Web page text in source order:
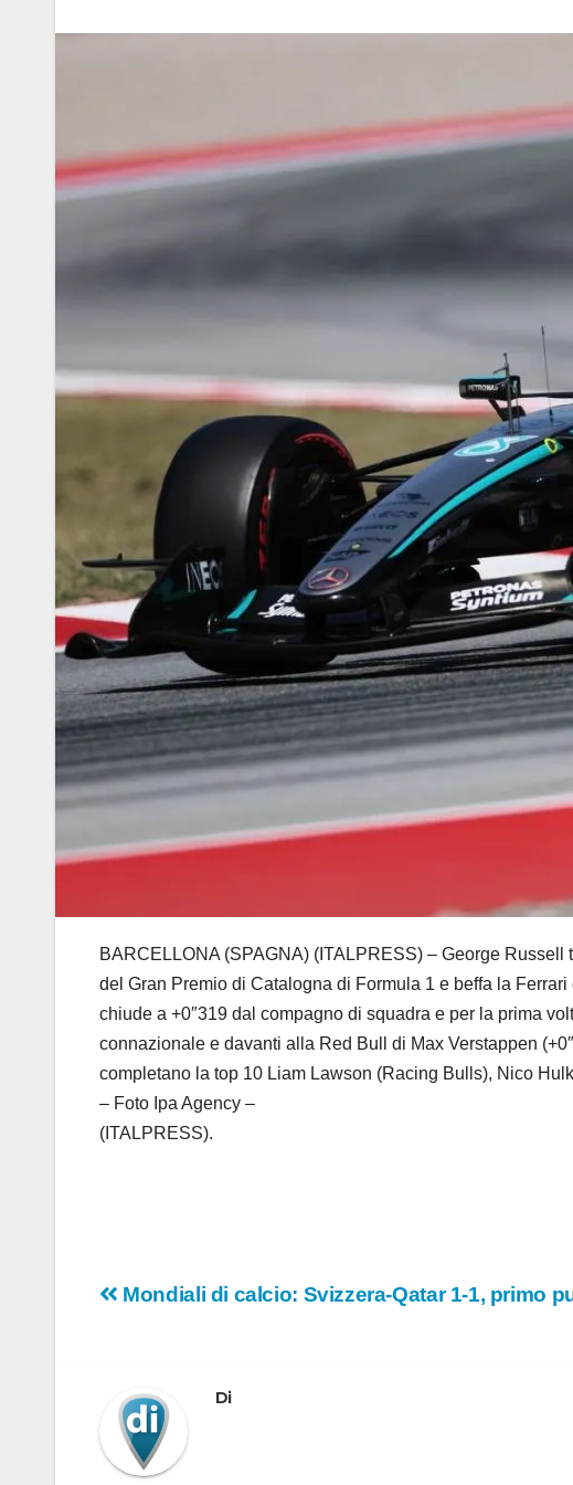
BARCELLONA (SPAGNA) (ITALPRESS) – George
del Gran Premio di Catalogna di Formula 1 e beffa la
chiude a +0″319 dal compagno di squadra e per la prima
connazionale e davanti alla Red Bull di Max Verstappen
completano la top 10 Liam Lawson (Racing Bulls), Nico
– Foto Ipa Agency –
(ITALPRESS).
Navigazione
Mondiali di calcio: Svizzera-Qatar 1-1, primo
Di